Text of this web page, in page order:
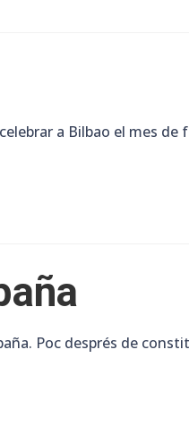
a Bilbao el mes
Poc després de